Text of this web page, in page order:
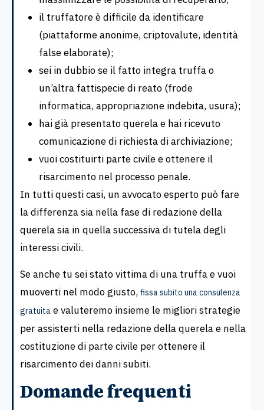
il truffatore è difficile da identificare
(piattaforme anonime, criptovalute, identità
false elaborate);
sei in dubbio se il fatto integra truffa o
un’altra fattispecie di reato (frode
informatica, appropriazione indebita, usura);
hai già presentato querela e hai ricevuto
comunicazione di richiesta di archiviazione;
vuoi costituirti parte civile e ottenere il
risarcimento nel processo penale.
In tutti questi casi, un avvocato esperto può fare
la differenza sia nella fase di redazione della
querela sia in quella successiva di tutela degli
interessi civili.
Se anche tu sei stato vittima di una truffa e vuoi
muoverti nel modo giusto, fissa subito una consulenza
gratuita e valuteremo insieme le migliori strategie
per assisterti nella redazione della querela e nella
costituzione di parte civile per ottenere il
risarcimento dei danni subiti.
Domande frequenti